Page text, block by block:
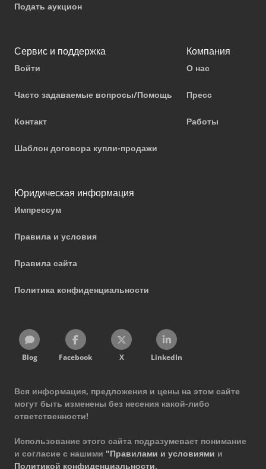
Подать аукцион
Сервис и поддержка
Войти
Часто задаваемые вопросы/Помощь
Контакт
Шаблон договора купли-продажи
Компания
О нас
Пресс
Работы
Юридическая информация
Импрессум
Правила и условия
Правила сайта
Политика конфиденциальности
Blog Facebook X LinkedIn
Вся информация, предложения и цены на этом сайте
могут быть изменены без несения какой-либо
ответственности!
Использование этого сайта подразумевает понимание
и согласие с нашими "Правилами и условиями и
Политикой конфиденциальности.